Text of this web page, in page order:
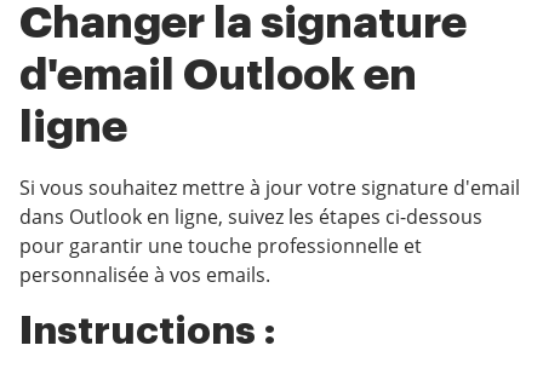
Changer la signature
d'email Outlook en
ligne
Si vous souhaitez mettre à jour votre signature d'email
dans Outlook en ligne, suivez les étapes ci-dessous
pour garantir une touche professionnelle et
personnalisée à vos emails.
Instructions :